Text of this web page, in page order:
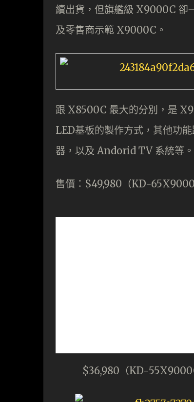
續出貨，但旗艦級 X9000C 卻
及零售商示範 X9000C。
跟 X8500C 最大的分別，是
LED基板的製作方式，其他功
器，以及 Andorid TV 系統等。
售價：$49,980（KD-
$36,980（KD-55X9000C